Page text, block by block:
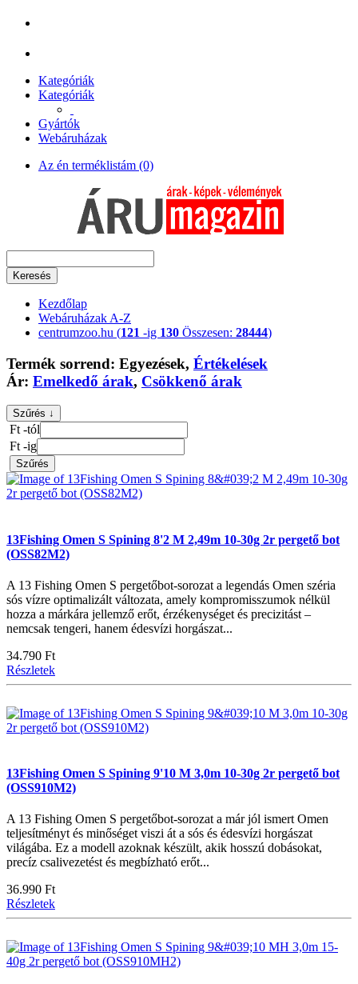
Kategóriák
Kategóriák
Gyártók
Webáruházak
Az én terméklistám (0)
Keresés
Kezdőlap
Webáruházak A-Z
centrumzoo.hu (121 -ig 130 Összesen: 28444)
Termék sorrend: Egyezések, Értékelések
Ár: Emelkedő árak, Csökkenő árak
Szűrés ↓
Ft -tól
Ft -ig
Szűrés
13Fishing Omen S Spining 8'2 M 2,49m 10-30g 2r pergető bot
(OSS82M2)
A 13 Fishing Omen S pergetőbot-sorozat a legendás Omen széria
sós vízre optimalizált változata, amely kompromisszumok nélkül
hozza a márkára jellemző erőt, érzékenységet és precizitást –
nemcsak tengeri, hanem édesvízi horgászat...
34.790 Ft
Részletek
13Fishing Omen S Spining 9'10 M 3,0m 10-30g 2r pergető bot
(OSS910M2)
A 13 Fishing Omen S pergetőbot-sorozat a már jól ismert Omen
teljesítményt és minőséget viszi át a sós és édesvízi horgászat
világába. Ez a modell azoknak készült, akik hosszú dobásokat,
precíz csalivezetést és megbízható erőt...
36.990 Ft
Részletek